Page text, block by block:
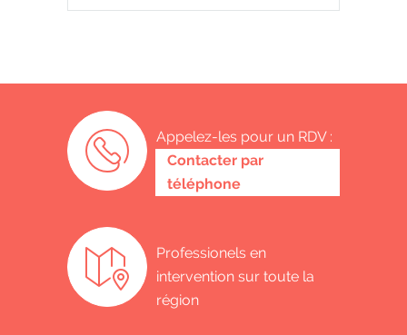
Appelez-les pour un RDV :
0487 62 69 26
Contacter par
téléphone
Professionels en
intervention sur toute la
région